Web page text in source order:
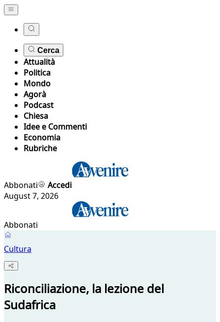
Cerca
Attualità
Politica
Mondo
Agorà
Podcast
Chiesa
Idee e Commenti
Economia
Rubriche
Abbonati
Accedi
August 7, 2026
Abbonati
Cultura
Riconciliazione, la lezione del
Sudafrica